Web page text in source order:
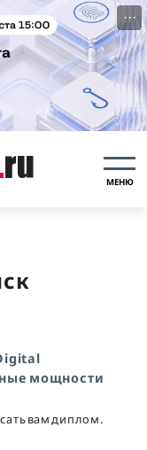
···
МЕНЮ
мощности
вам диплом.